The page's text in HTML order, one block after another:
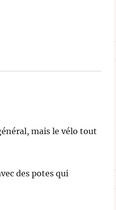
mais le vélo tout
des potes qui